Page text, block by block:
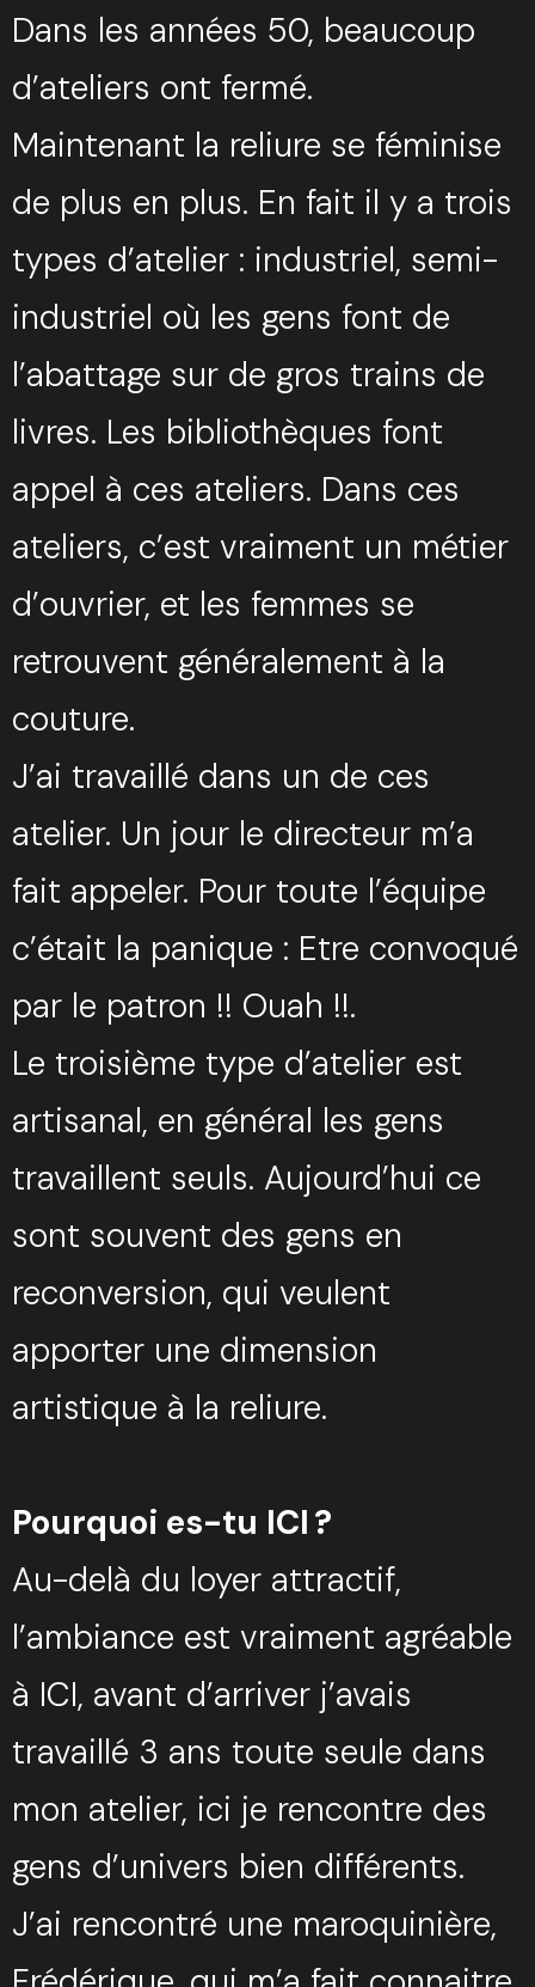
Dans les années 50, beaucoup
d’ateliers ont fermé.
Maintenant la reliure se féminise
de plus en plus. En fait il y a trois
types d’atelier : industriel, semi-
industriel où les gens font de
l’abattage sur de gros trains de
livres. Les bibliothèques font
appel à ces ateliers. Dans ces
ateliers, c’est vraiment un métier
d’ouvrier, et les femmes se
retrouvent généralement à la
couture.
J’ai travaillé dans un de ces
atelier. Un jour le directeur m’a
fait appeler. Pour toute l’équipe
c’était la panique : Etre convoqué
par le patron !! Ouah !!.
Le troisième type d’atelier est
artisanal, en général les gens
travaillent seuls. Aujourd’hui ce
sont souvent des gens en
reconversion, qui veulent
apporter une dimension
artistique à la reliure.
Pourquoi es-tu ICI ?
Au-delà du loyer attractif,
l’ambiance est vraiment agréable
à ICI, avant d’arriver j’avais
travaillé 3 ans toute seule dans
mon atelier, ici je rencontre des
gens d’univers bien différents.
J’ai rencontré une maroquinière,